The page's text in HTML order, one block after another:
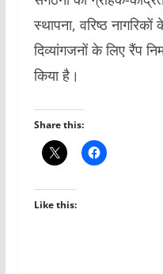
स्थापना, वरिष्ठ
दिव्यांगजनों के लिए रैंप
किया है।
Share this:
Like this: